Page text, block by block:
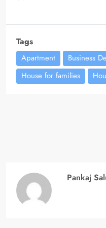
Tags
Apartment
Business
House for families
Pankaj